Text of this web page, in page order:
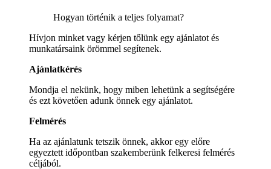
Hogyan történik a teljes folyamat?
Hívjon minket vagy kérjen tőlünk egy ajánlatot és
munkatársaink örömmel segítenek.
Ajánlatkérés
Mondja el nekünk, hogy miben lehetünk a segítségére
és ezt követően adunk önnek egy ajánlatot.
Felmérés
Ha az ajánlatunk tetszik önnek, akkor egy előre
egyeztett időpontban szakemberünk felkeresi felmérés
céljából.